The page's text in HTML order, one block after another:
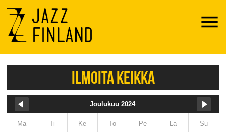
Menu
ILMOITA KEIKKA
Joulukuu 2024
Ma Ti Ke To Pe La Su